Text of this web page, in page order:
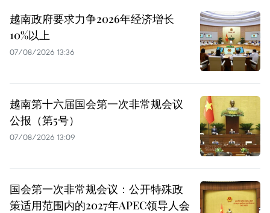
越南政府要求力争2026年经济增长
10%以上
07/08/2026 13:36
越南第十六届国会第一次非常规会议
公报（第5号）
07/08/2026 13:09
国会第一次非常规会议：公开特殊政
策适用范围内的2027年APEC领导人会